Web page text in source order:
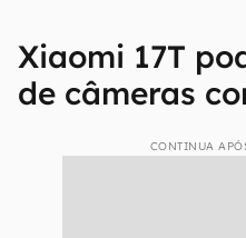
Xiaomi 17T
de câmeras
CONTINUA